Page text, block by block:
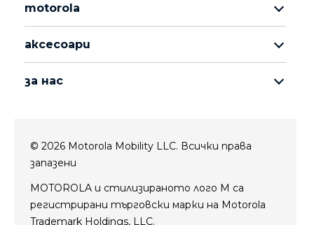
motorola
аксесоари
за нас
conditions of sale
условия за ползване
Website Privacy
иновации
© 2026 Motorola Mobility LLC. Всички права
запазени
MOTOROLA и стилизираното лого M са
регистрирани търговски марки на Motorola
Trademark Holdings, LLC.